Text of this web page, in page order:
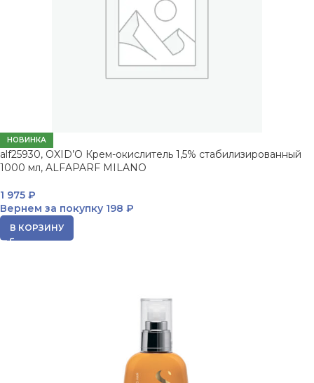
НОВИНКА
alf25930, OXID’O Крем-окислитель 1,5% стабилизированный
1000 мл, ALFAPARF MILANO
1 975 ₽
Вернем за покупку 198 ₽
В КОРЗИНУ